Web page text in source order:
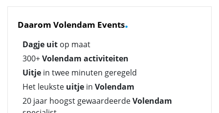
Daarom Volendam Events.
Dagje uit op maat
300+Volendam activiteiten
Uitje in twee minuten geregeld
Het leukste uitje in Volendam
20 jaar hoogst gewaardeerdeVolendam